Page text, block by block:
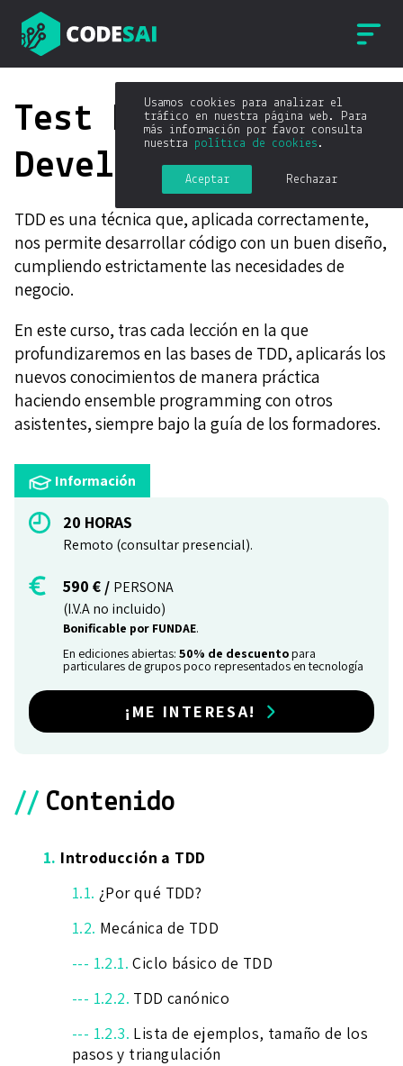
Usamos cookies para analizar el
tráfico en nuestra página web. Para
más información por favor consulta
nuestra política de cookies .
Aceptar Rechazar
Test Driven
Development (TDD)
TDD es una técnica que, aplicada correctamente,
nos permite desarrollar código con un buen diseño,
cumpliendo estrictamente las necesidades de
negocio.
En este curso, tras cada lección en la que
profundizaremos en las bases de TDD, aplicarás los
nuevos conocimientos de manera práctica
haciendo ensemble programming con otros
asistentes, siempre bajo la guía de los formadores.
Información
20 HORAS
Remoto (consultar presencial).
590 € / PERSONA
(I.V.A no incluido)
Bonificable por FUNDAE.
En ediciones abiertas: 50% de descuentopara
particulares de grupos poco representados en tecnología
¡ME INTERESA!
// Contenido
1. Introducción a TDD
1.1. ¿Por qué TDD?
1.2. Mecánica de TDD
--- 1.2.1. Ciclo básico de TDD
--- 1.2.2. TDD canónico
--- 1.2.3. Lista de ejemplos, tamaño de los
pasos y triangulación